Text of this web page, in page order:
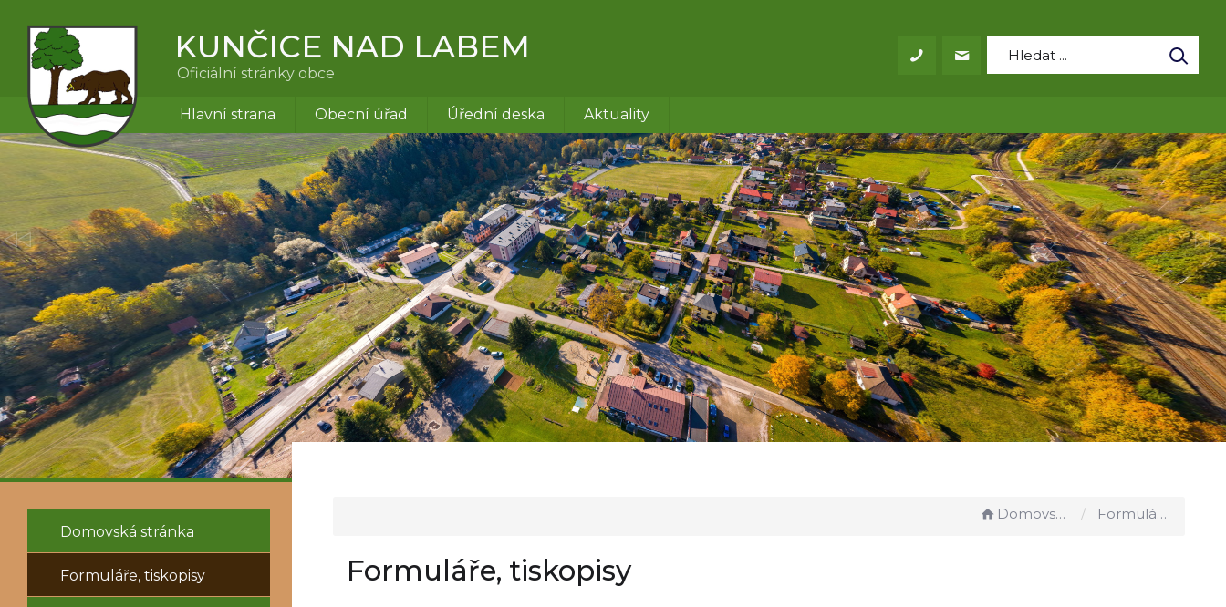
KUNČICE NAD LABEM
Oficiální stránky obce
Hlavní strana Obecní úřad Úřední deska Aktuality
Domovská stránka
Formuláře, tiskopisy
Domovská stránka Formuláře, tiskopisy
Formuláře, tiskopisy